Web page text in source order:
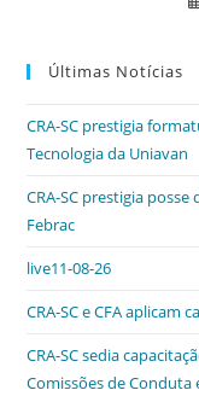
Últimas Notícias
CRA-SC prestigia
Tecnologia da Uniavan
CRA-SC prestigia
Febrac
live11-08-26
CRA-SC e CFA aplicam
CRA-SC sedia
Comissões de Conduta